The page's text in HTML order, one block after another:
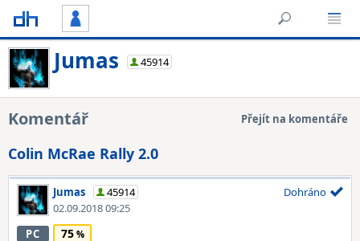
Jumas 45914
Komentář Přejít na komentáře
Colin McRae Rally 2.0
Jumas
45914
02.09.2018 09:25
Dohráno
PC 75